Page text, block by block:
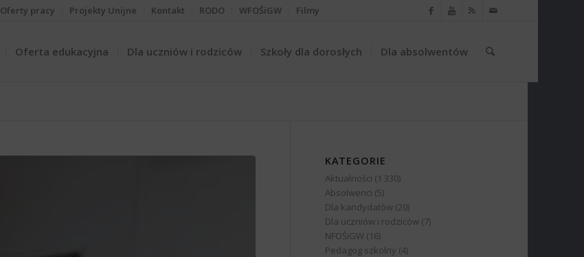
Oferty pracy Projekty Unijne Kontakt RODO WFOŚiGW Filmy
Oferta edukacyjna Dla uczniów i rodziców Szkoły dla dorosłych Dla absolwentów
KATEGORIE
Aktualności (1 330)
Absolwenci (5)
Dla kandydatów (20)
Dla uczniów i rodziców (7)
NFOŚiGW (16)
Pedagog szkolny (4)